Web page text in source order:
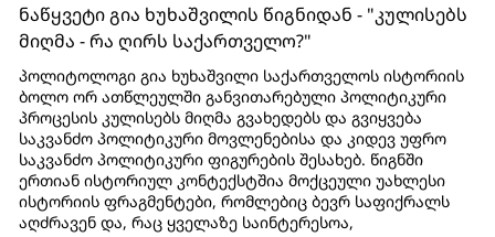
ნაწყვეტი გია ხუხაშვილის წიგნიდან - "კულისებს
მიღმა - რა ღირს საქართველო?"
პოლიტოლოგი გია ხუხაშვილი საქართველოს ისტორიის
ბოლო ორ ათწლეულში განვითარებული პოლიტიკური
პროცესის კულისებს მიღმა გვახედებს და გვიყვება
საკვანძო პოლიტიკური მოვლენებისა და კიდევ უფრო
საკვანძო პოლიტიკური ფიგურების შესახებ. წიგნში
ერთიან ისტორიულ კონტექსტშია მოქცეული უახლესი
ისტორიის ფრაგმენტები, რომლებიც ბევრ საფიქრალს
აღძრავენ და, რაც ყველაზე საინტერესოა,